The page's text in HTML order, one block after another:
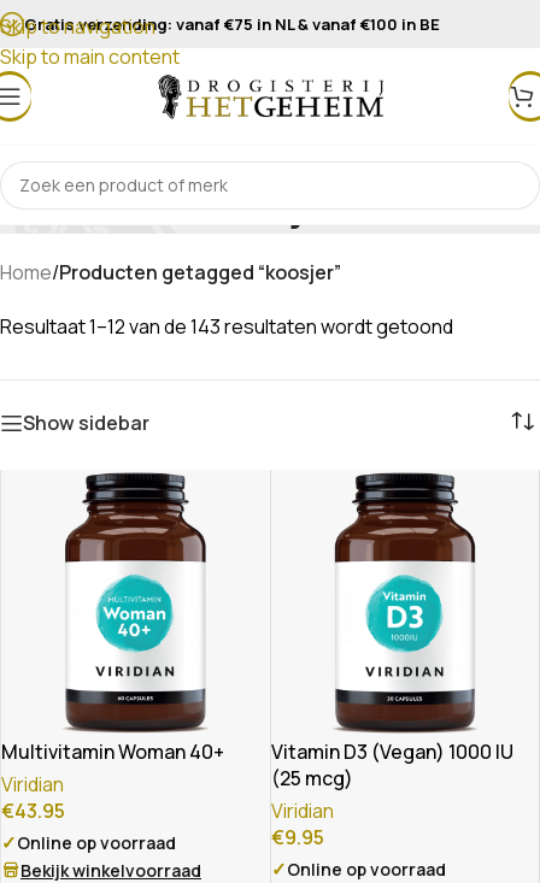
Skip to navigation
Skip to main content
Gratis verzending: vanaf €75 in NL & vanaf €100 in BE
koosjer
Home/Producten getagged “koosjer”
Resultaat 1–12 van de 143 resultaten wordt getoond
Show sidebar
Multivitamin Woman 40+
Viridian
€43.95
✓Online op voorraad
Bekijk winkelvoorraad
Vitamin D3 (Vegan) 1000 IU
(25 mcg)
Viridian
€9.95
✓Online op voorraad